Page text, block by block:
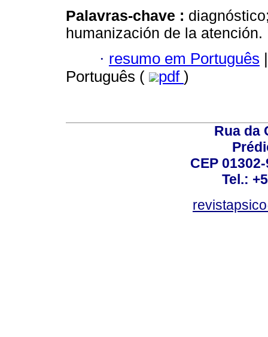
Palavras-chave :
humanización de la atención.
· resumo em Português |
Português (
pdf )
Rua da
CEP
Tel.: